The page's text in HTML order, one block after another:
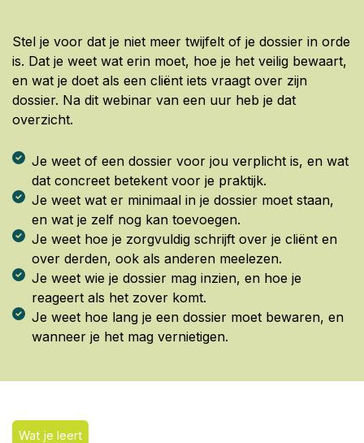
Stel je voor dat je niet meer twijfelt of je dossier in orde
is. Dat je weet wat erin moet, hoe je het veilig bewaart,
en wat je doet als een cliënt iets vraagt over zijn
dossier. Na dit webinar van een uur heb je dat
overzicht.
Je weet of een dossier voor jou verplicht is, en wat
dat concreet betekent voor je praktijk.
Je weet wat er minimaal in je dossier moet staan,
en wat je zelf nog kan toevoegen.
Je weet hoe je zorgvuldig schrijft over je cliënt en
over derden, ook als anderen meelezen.
Je weet wie je dossier mag inzien, en hoe je
reageert als het zover komt.
Je weet hoe lang je een dossier moet bewaren, en
wanneer je het mag vernietigen.
Wat je leert